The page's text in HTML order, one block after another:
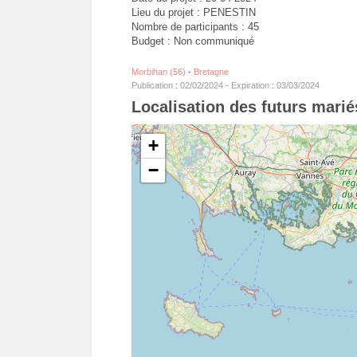
Lieu du projet : PENESTIN
Nombre de participants : 45
Budget : Non communiqué
Morbihan (56) - Bretagne
Publication : 02/02/2024 - Expiration : 03/03/2024
Localisation des futurs
+
−